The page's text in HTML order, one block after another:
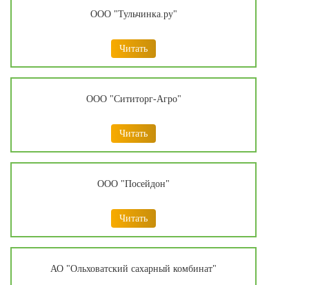
ООО "Тульчинка.ру"
Читать
ООО "Сититорг-Агро"
Читать
ООО "Посейдон"
Читать
АО "Ольховатский сахарный комбинат"